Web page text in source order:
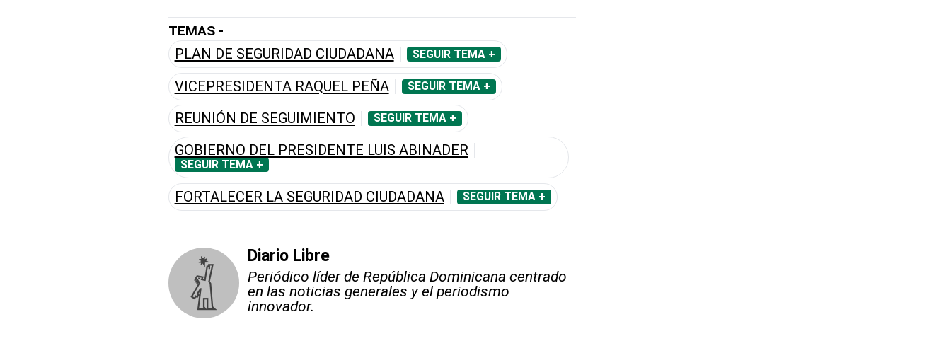
TEMAS -
PLAN DE SEGURIDAD CIUDADANA SEGUIR TEMA +
VICEPRESIDENTA RAQUEL PEÑA SEGUIR TEMA +
REUNIÓN DE SEGUIMIENTO SEGUIR TEMA +
GOBIERNO DEL PRESIDENTE LUIS ABINADER
SEGUIR TEMA +
FORTALECER LA SEGURIDAD CIUDADANA SEGUIR TEMA +
Diario Libre
Periódico líder de República Dominicana centrado
en las noticias generales y el periodismo
innovador.